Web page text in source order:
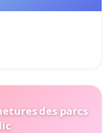
des parcs